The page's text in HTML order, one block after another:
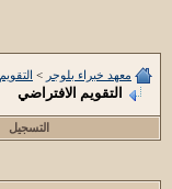
معهد خبراء بلوجر > التقويم
التقويم الافتراضي
التسجيل